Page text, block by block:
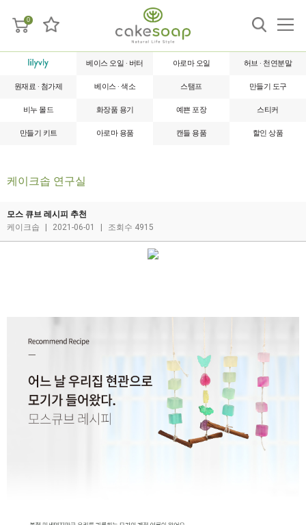
0
베이스 오일 · 버터 아로마 오일 허브 · 천연분말
원재료 · 첨가제 베이스 · 색소 스탬프 만들기 도구
비누 몰드 화장품 용기 예쁜 포장 스티커
만들기 키트 아로마 용품 캔들 용품 할인 상품
케이크솝 연구실
모스 큐브 레시피 추천
케이크솝
2021-06-01 조회수 4915